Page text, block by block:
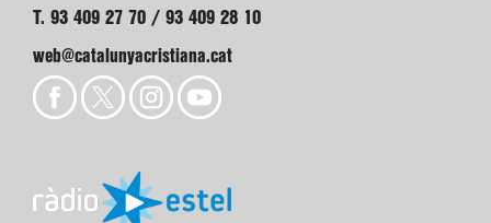
T. 93 409 27 70 / 93 409 28 10
web@catalunyacristiana.cat